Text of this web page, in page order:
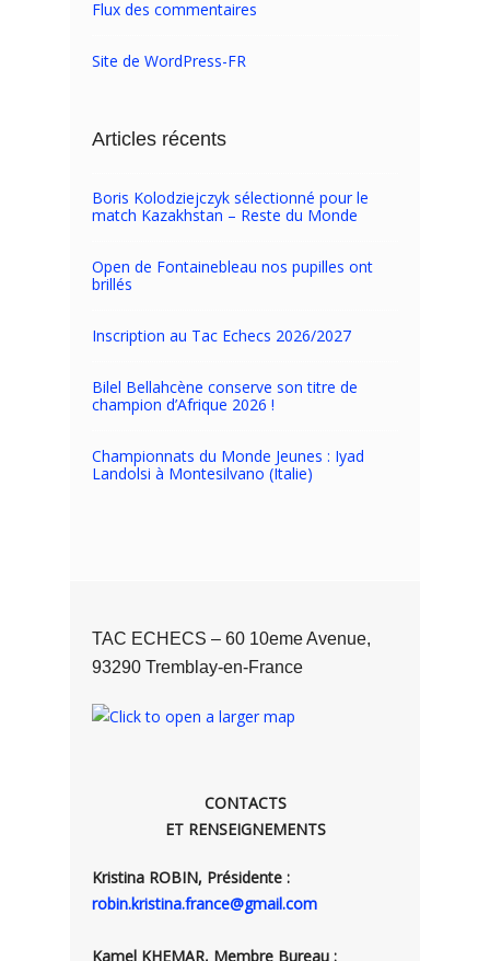
Flux des commentaires
Site de WordPress-FR
Articles récents
Boris Kolodziejczyk sélectionné pour le
match Kazakhstan – Reste du Monde
Open de Fontainebleau nos pupilles ont
brillés
Inscription au Tac Echecs 2026/2027
Bilel Bellahcène conserve son titre de
champion d’Afrique 2026 !
Championnats du Monde Jeunes : Iyad
Landolsi à Montesilvano (Italie)
TAC ECHECS – 60 10eme Avenue,
93290 Tremblay-en-France
CONTACTS
ET RENSEIGNEMENTS
Kristina ROBIN, Présidente :
robin.kristina.france@gmail.com
Kamel KHEMAR, Membre Bureau :